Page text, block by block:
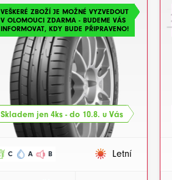
VEŠKERÉ ZBOŽÍ JE MOŽNÉ VYZVEDOUT
V OLOMOUCI ZDARMA - BUDEME VÁS
INFORMOVAT, KDY BUDE PŘIPRAVENO!
Skladem jen 4ks - do 10.8. u Vás
C A B Letní